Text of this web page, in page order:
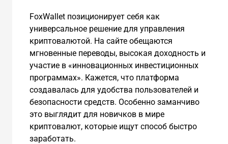
FoxWallet позиционирует себя как
универсальное решение для управления
криптовалютой. На сайте обещаются
мгновенные переводы, высокая доходность и
участие в «инновационных инвестиционных
программах». Кажется, что платформа
создавалась для удобства пользователей и
безопасности средств. Особенно заманчиво
это выглядит для новичков в мире
криптовалют, которые ищут способ быстро
заработать.